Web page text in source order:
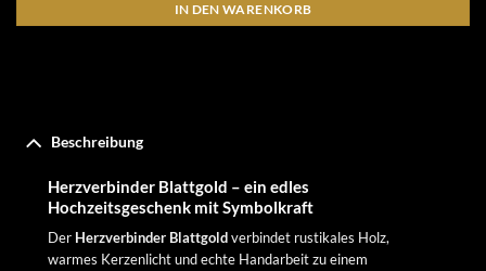
IN DEN WARENKORB
Beschreibung
Herzverbinder Blattgold – ein edles
Hochzeitsgeschenk mit Symbolkraft
Der Herzverbinder Blattgoldverbindet rustikales Holz,
warmes Kerzenlicht und echte Handarbeit zu einem